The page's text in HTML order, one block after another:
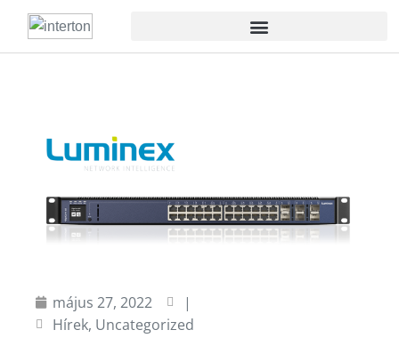
május 27, 2022
|
Hírek, Uncategorized